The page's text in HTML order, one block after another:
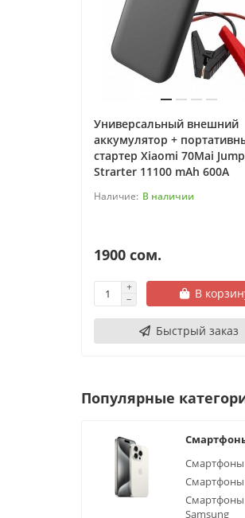
Универсальный внешний
аккумулятор +
стартер Xiaomi 70Mai Jump
Strarter 11100 mAh 600A
В наличии
1900 сом.
В
Быстрый заказ
Популярные
Смартфоны
Смартфоны
Смартфоны
Samsung